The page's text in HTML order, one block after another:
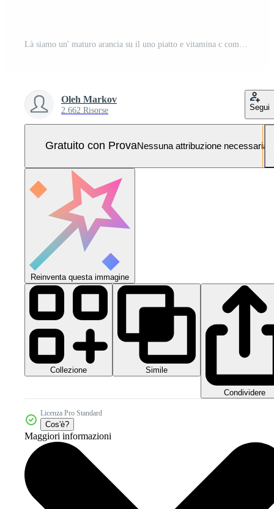
Oleh Markov
2.662 Risorse Segui
Gratuito con ProvaNessuna attribuzione necessaria
Reinventa questa immagine
Collezione Simile
Condividere
Licenza Pro Standard
Cos'è?
Maggiori informazioni